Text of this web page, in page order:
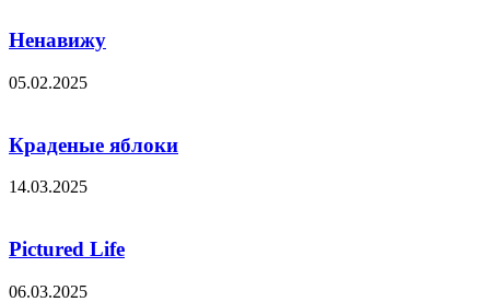
Ненавижу
05.02.2025
Краденые яблоки
14.03.2025
Pictured Life
06.03.2025